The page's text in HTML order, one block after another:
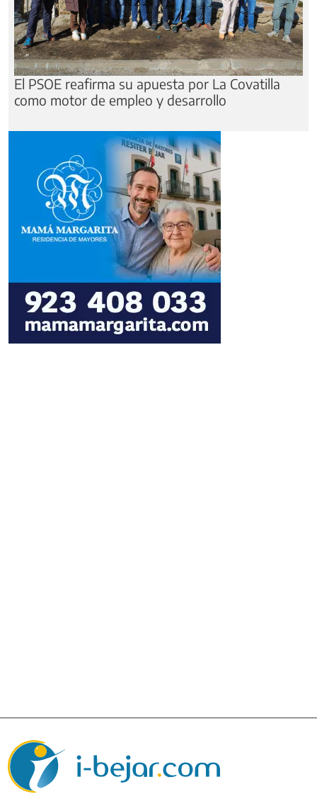
El PSOE reafirma su apuesta por La Covatilla
como motor de empleo y desarrollo